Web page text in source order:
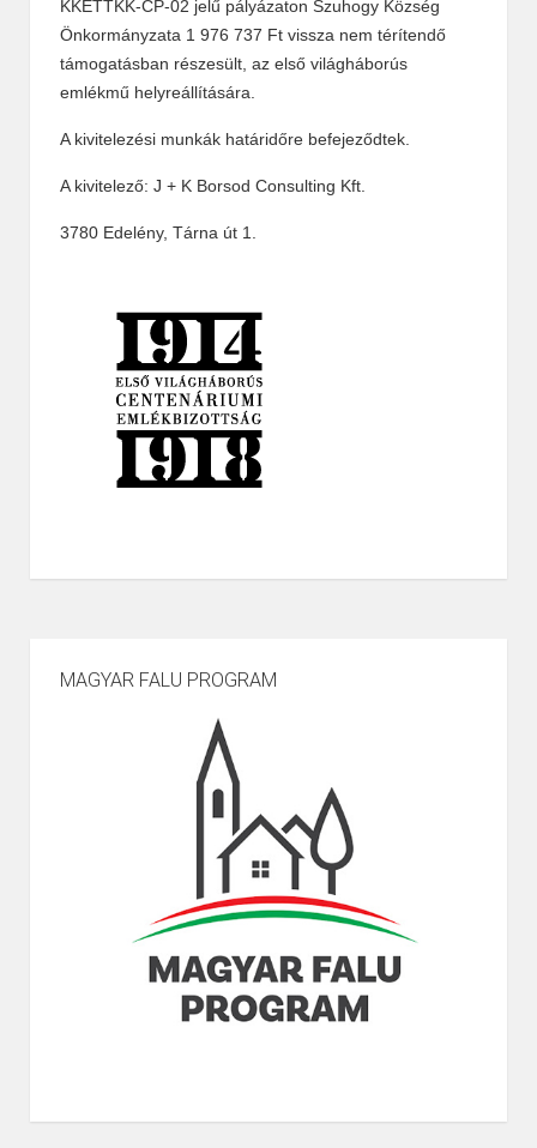
KKETTKK-CP-02 jelű pályázaton Szuhogy Község
Önkormányzata 1 976 737 Ft vissza nem térítendő
támogatásban részesült, az első világháborús
emlékmű helyreállítására.
A kivitelezési munkák határidőre befejeződtek.
A kivitelező: J + K Borsod Consulting Kft.
3780 Edelény, Tárna út 1.
MAGYAR FALU PROGRAM